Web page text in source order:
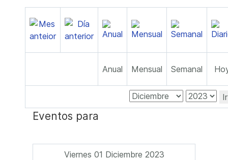
Anual Mensual Semanal
Eventos para
Viernes 01 Diciembre 2023